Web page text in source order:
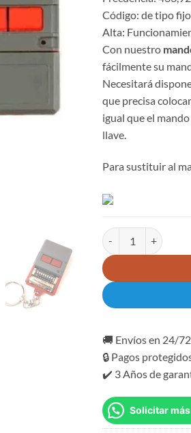
Código: de tipo
Alta:
Con nuestro
fácilmente su
Necesitará
que precisa
igual que el
llave.
Para sustituir al
REMOCON
🚚 Envíos en 24/
🔒 Pagos
✔️ 3 Años de
Solicitar